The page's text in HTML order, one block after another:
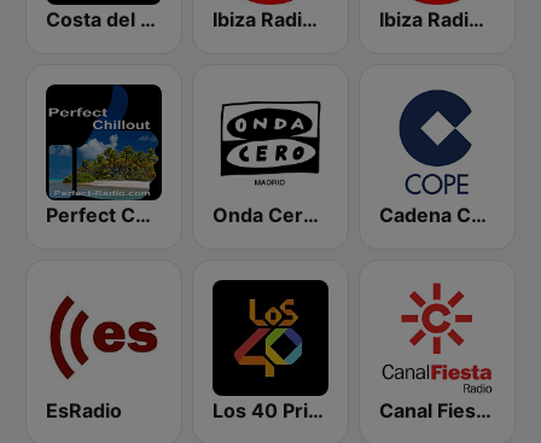
Costa del Mar Chillout Ibiza Radios - Relax Ibiza Radios - Chill
Perfect Chillout Onda Cero Madrid Cadena COPE
EsRadio Los 40 Principales Canal Fiesta Radio